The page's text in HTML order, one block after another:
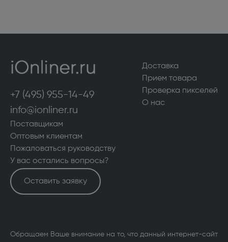
+7 (495) 955-14-49
info@ionliner.ru
Доставка
Прием товара
Проверка пикселей
О нас
Поставщикам
Оптовым клиентам
Пожаловаться руководству
У вас остались вопросы?
Оставить заявку
Обращаем Ваше внимание на то, что данный интернет-сайт